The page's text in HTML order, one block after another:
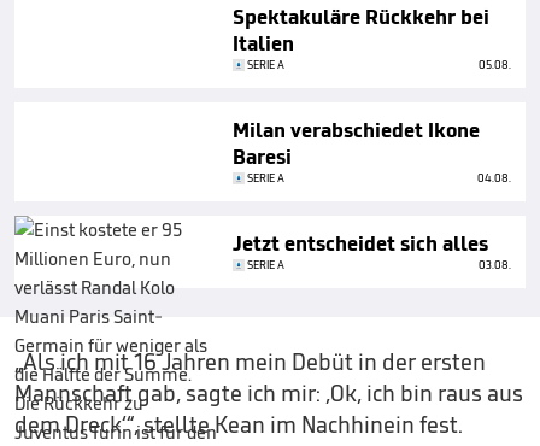
Spektakuläre Rückkehr bei
Italien
SERIE A 05.08.
Milan verabschiedet Ikone
Baresi
SERIE A 04.08.
Jetzt entscheidet sich alles
SERIE A 03.08.
„Als ich mit 16 Jahren mein Debüt in der ersten
Mannschaft gab, sagte ich mir: ‚Ok, ich bin raus aus
dem Dreck‘“, stellte Kean im Nachhinein fest.